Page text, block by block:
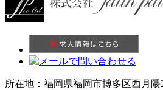
所在地：福岡県福岡市博多区西月隈